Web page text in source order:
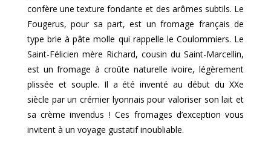
confère une texture fondante et des arômes subtils. Le
Fougerus, pour sa part, est un fromage français de
type brie à pâte molle qui rappelle le Coulommiers. Le
Saint-Félicien mère Richard, cousin du Saint-Marcellin,
est un fromage à croûte naturelle ivoire, légèrement
plissée et souple. Il a été inventé au début du XXe
siècle par un crémier lyonnais pour valoriser son lait et
sa crème invendus ! Ces fromages d’exception vous
invitent à un voyage gustatif inoubliable.